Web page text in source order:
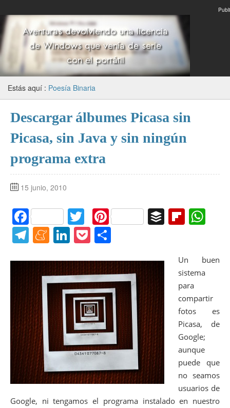
Publi
Estás aquí : Poesía Binaria
Descargar álbumes Picasa sin
Picasa, sin Java y sin ningún
programa extra
15 junio, 2010
F
a
c
e
b
o
o
k
T
w
itt
er
Pi
nt
er
e
st
B
er
Fl
o
ar
d
s
p
p
T
e
gr
a
m
M
n
e
a
m
e
Li
k
e
dI
n
P
ck
et
m
p
ar
tir
Un buen
sistema
para
compartir
fotos es
Picasa, de
Google;
aunque
puede que
no seamos
usuarios de
Google, ni tengamos el programa instalado en nuestro